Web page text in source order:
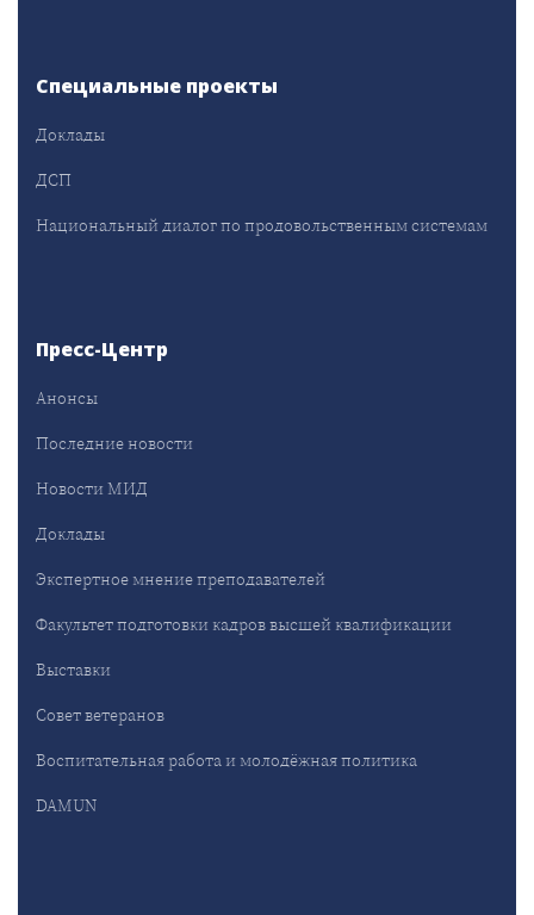
Специальные проекты
Доклады
ДСП
Национальный диалог по продовольственным системам
Пресс-Центр
Анонсы
Последние новости
Новости МИД
Доклады
Экспертное мнение преподавателей
Факультет подготовки кадров высшей квалификации
Выставки
Совет ветеранов
Воспитательная работа и молодёжная политика
DAMUN